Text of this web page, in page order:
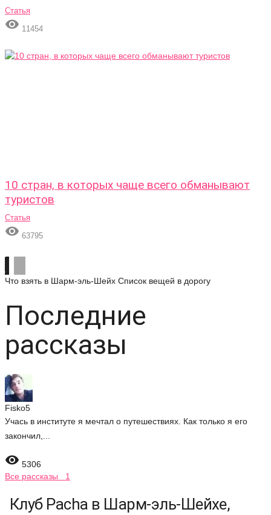
Статья
 11454
10 стран, в которых чаще всего обманывают
туристов
Статья
 63795
Что взять в Шарм-эль-Шейх Список вещей в дорогу
Последние
рассказы
Fisko5
Учась в институте я мечтал о путешествиях. Как только я его
закончил,...
 5306
Все рассказы 1
Клуб Pacha в Шарм-эль-Шейхе,